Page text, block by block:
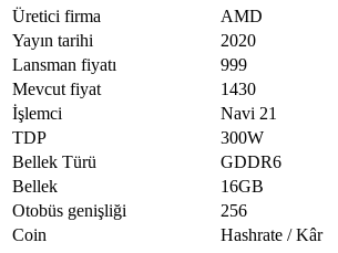
Üretici firma
AMD
Yayın tarihi
2020
Lansman fiyatı
999
Mevcut fiyat
1430
İşlemci
Navi 21
TDP
300W
Bellek Türü
GDDR6
Bellek
16GB
Otobüs genişliği
256
Coin
Hashrate / Kâr